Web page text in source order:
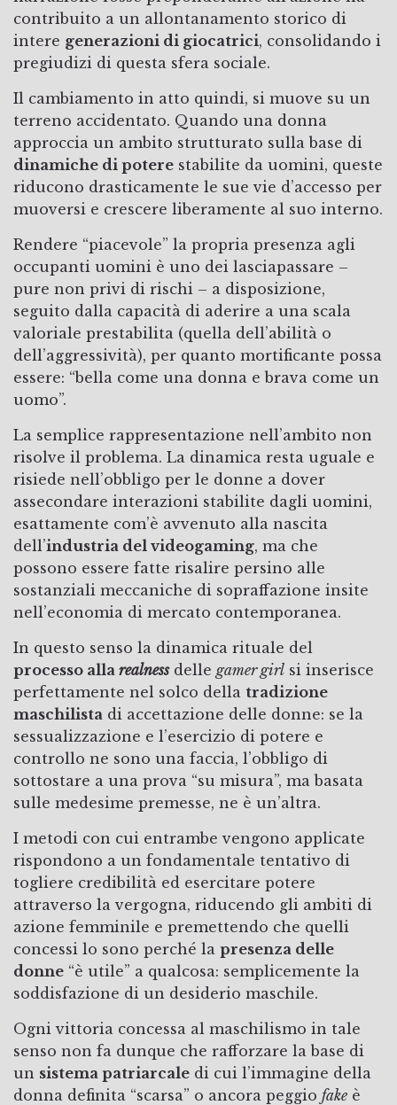
contribuito a un allontanamento storico di
intere generazioni di giocatrici, consolidando i
pregiudizi di questa sfera sociale.
Il cambiamento in atto quindi, si muove su un
terreno accidentato. Quando una donna
approccia un ambito strutturato sulla base di
dinamiche di potere stabilite da uomini, queste
riducono drasticamente le sue vie d’accesso per
muoversi e crescere liberamente al suo interno.
Rendere “piacevole” la propria presenza agli
occupanti uomini è uno dei lasciapassare –
pure non privi di rischi – a disposizione,
seguito dalla capacità di aderire a una scala
valoriale prestabilita (quella dell’abilità o
dell’aggressività), per quanto mortificante possa
essere: “bella come una donna e brava come un
uomo”.
La semplice rappresentazione nell’ambito non
risolve il problema. La dinamica resta uguale e
risiede nell’obbligo per le donne a dover
assecondare interazioni stabilite dagli uomini,
esattamente com’è avvenuto alla nascita
dell’industria del videogaming, ma che
possono essere fatte risalire persino alle
sostanziali meccaniche di sopraffazione insite
nell’economia di mercato contemporanea.
In questo senso la dinamica rituale del
processo alla realnessdelle gamer girl si inserisce
perfettamente nel solco della tradizione
maschilista di accettazione delle donne: se la
sessualizzazione e l’esercizio di potere e
controllo ne sono una faccia, l’obbligo di
sottostare a una prova “su misura”, ma basata
sulle medesime premesse, ne è un’altra.
I metodi con cui entrambe vengono applicate
rispondono a un fondamentale tentativo di
togliere credibilità ed esercitare potere
attraverso la vergogna, riducendo gli ambiti di
azione femminile e premettendo che quelli
concessi lo sono perché la presenza delle
donne “è utile” a qualcosa: semplicemente la
soddisfazione di un desiderio maschile.
Ogni vittoria concessa al maschilismo in tale
senso non fa dunque che rafforzare la base di
un sistema patriarcale di cui l’immagine della
donna definita “scarsa” o ancora peggio fake è